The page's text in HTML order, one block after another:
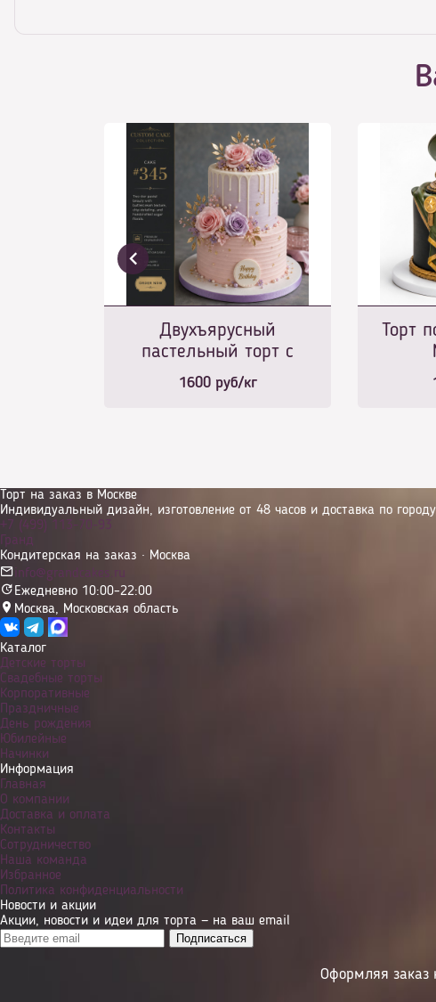
Двухъярусный
пастельный торт с
сахарными розами
1600руб/кг
Торт
Торт на заказ в Москве
Индивидуальный дизайн, изготовление от 48 часов и доставка по
+7 (499) 113-70-93
Гранд
Кондитерская на заказ · Москва
info@grandcakes.ru
Ежедневно 10:00–22:00
Москва, Московская область
Каталог
Детские торты
Свадебные торты
Корпоративные
Праздничные
День рождения
Юбилейные
Начинки
Информация
Главная
О компании
Доставка и оплата
Контакты
Сотрудничество
Наша команда
Избранное
Политика конфиденциальности
Новости и акции
Акции, новости и идеи для торта — на ваш email
Оформляя заказ